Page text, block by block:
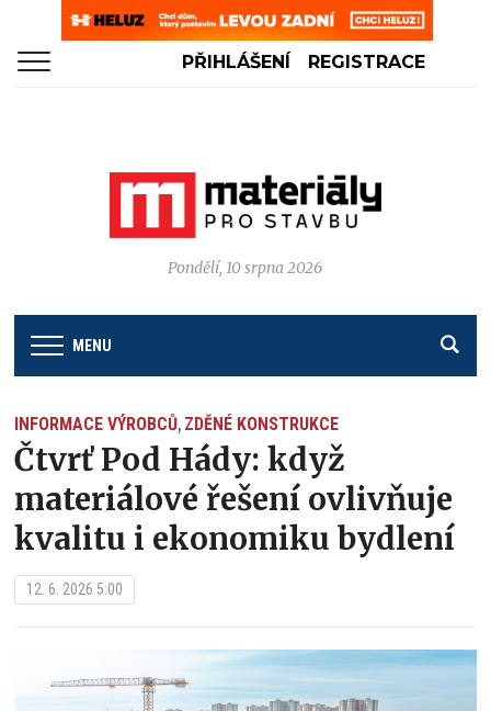
PŘIHLÁŠENÍ REGISTRACE
Pondělí, 10 srpna 2026
MENU
INFORMACE VÝROBCŮ, ZDĚNÉ KONSTRUKCE
Čtvrť Pod Hády: když
materiálové řešení ovlivňuje
kvalitu i ekonomiku bydlení
12. 6. 2026 5:00